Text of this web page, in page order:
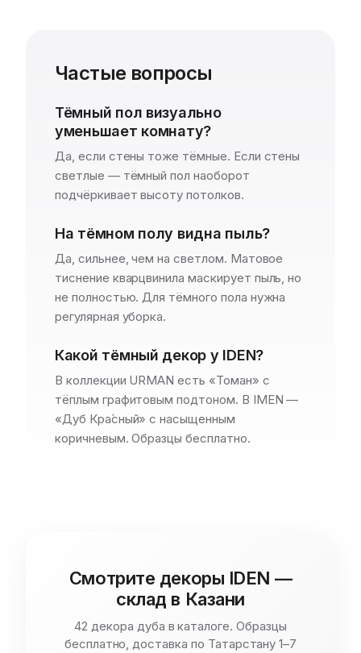
Частые вопросы
Тёмный пол визуально
уменьшает комнату?
Да, если стены тоже тёмные. Если стены
светлые — тёмный пол наоборот
подчёркивает высоту потолков.
На тёмном полу видна пыль?
Да, сильнее, чем на светлом. Матовое
тиснение кварцвинила маскирует пыль, но
не полностью. Для тёмного пола нужна
регулярная уборка.
Какой тёмный декор у IDEN?
В коллекции URMAN есть «Томан» с
тёплым графитовым подтоном. В IMEN —
«Дуб Кра́сный» с насыщенным
коричневым. Образцы бесплатно.
Смотрите декоры IDEN —
склад в Казани
42 декора дуба в каталоге. Образцы
бесплатно, доставка по Татарстану 1–7